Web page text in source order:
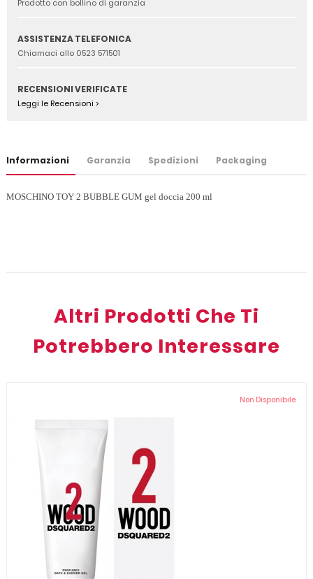
Prodotto con bollino di garanzia
ASSISTENZA TELEFONICA
Chiamaci allo 0523 571501
RECENSIONI VERIFICATE
Leggi le Recensioni >
Informazioni Garanzia Spedizioni Packaging
MOSCHINO TOY 2 BUBBLE GUM gel doccia 200 ml
Altri Prodotti Che Ti
Potrebbero Interessare
Non Disponibile